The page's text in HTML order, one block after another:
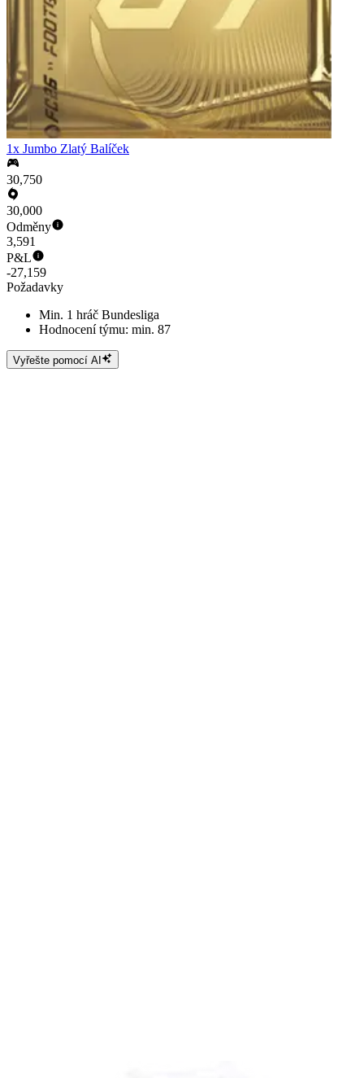
1x Jumbo Zlatý Balíček
30,750
30,000
Odměny
3,591
P&L
-27,159
Požadavky
Min. 1 hráč Bundesliga
Hodnocení týmu: min. 87
Vyřešte pomocí AI